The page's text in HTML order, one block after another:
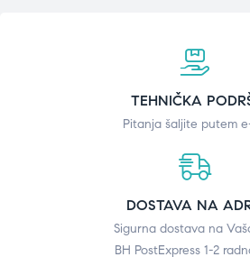
TEHNIČKA
Pitanja šaljite putem
DOSTAVA NA
Sigurna dostava na
BH PostExpress 1-2